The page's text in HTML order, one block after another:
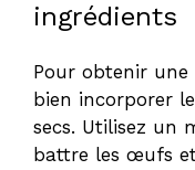
ingrédients
Pour obtenir une
bien incorporer
secs. Utilisez un
battre les œufs